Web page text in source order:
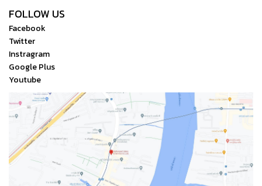
FOLLOW US
Facebook
Twitter
Instragram
Google Plus
Youtube